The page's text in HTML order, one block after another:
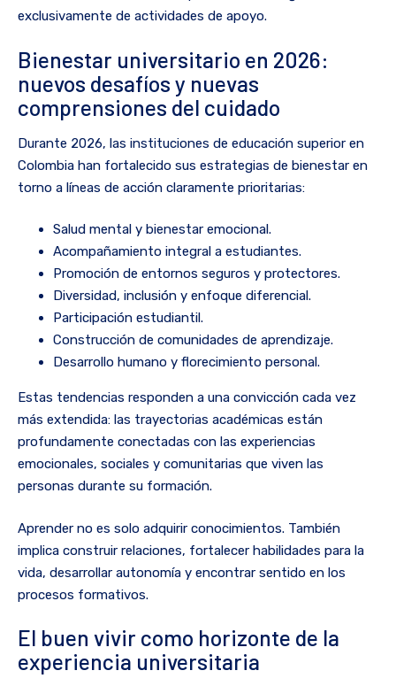
exclusivamente de actividades de apoyo.
Bienestar universitario en 2026:
nuevos desafíos y nuevas
comprensiones del cuidado
Durante 2026, las instituciones de educación superior en
Colombia han fortalecido sus estrategias de bienestar en
torno a líneas de acción claramente prioritarias:
Salud mental y bienestar emocional.
Acompañamiento integral a estudiantes.
Promoción de entornos seguros y protectores.
Diversidad, inclusión y enfoque diferencial.
Participación estudiantil.
Construcción de comunidades de aprendizaje.
Desarrollo humano y florecimiento personal.
Estas tendencias responden a una convicción cada vez
más extendida: las trayectorias académicas están
profundamente conectadas con las experiencias
emocionales, sociales y comunitarias que viven las
personas durante su formación.
Aprender no es solo adquirir conocimientos. También
implica construir relaciones, fortalecer habilidades para la
vida, desarrollar autonomía y encontrar sentido en los
procesos formativos.
El buen vivir como horizonte de la
experiencia universitaria